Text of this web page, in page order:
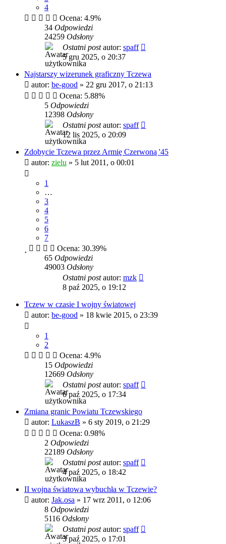
4
Ocena: 4.9%
34 Odpowiedzi
24259 Odsłony
Ostatni postautor: spaff
5 gru 2025, o 20:37
Najstarszy wizerunek graficzny Tczewa
autor: be-good » 22 gru 2017, o 21:13
Ocena: 5.88%
5 Odpowiedzi
12398 Odsłony
Ostatni postautor: spaff
12 lis 2025, o 20:09
Zdobycie Tczewa przez Armię Czerwoną '45
autor: zielu » 5 lut 2011, o 00:01
1
…
3
4
5
6
7
Ocena: 30.39%
65 Odpowiedzi
49003 Odsłony
Ostatni postautor: mzk
8 paź 2025, o 19:12
Tczew w czasie I wojny światowej
autor: be-good » 18 kwie 2015, o 23:39
1
2
Ocena: 4.9%
15 Odpowiedzi
12669 Odsłony
Ostatni postautor: spaff
6 paź 2025, o 17:34
Zmiana granic Powiatu Tczewskiego
autor: LukaszB » 6 sty 2019, o 21:29
Ocena: 0.98%
2 Odpowiedzi
22189 Odsłony
Ostatni postautor: spaff
4 paź 2025, o 18:42
II wojna światowa wybuchła w Tczewie?
autor: Jak.osa » 17 wrz 2011, o 12:06
8 Odpowiedzi
5116 Odsłony
Ostatni postautor: spaff
3 paź 2025, o 17:01